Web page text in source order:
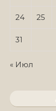
24 25
31
« Июл